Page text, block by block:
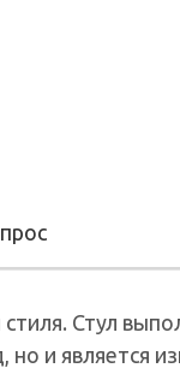
Стул
и является